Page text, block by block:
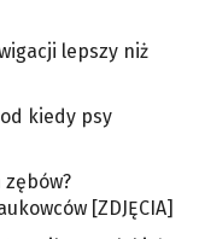
lepszy niż
kiedy psy
zębów?
[ZDJĘCIA]